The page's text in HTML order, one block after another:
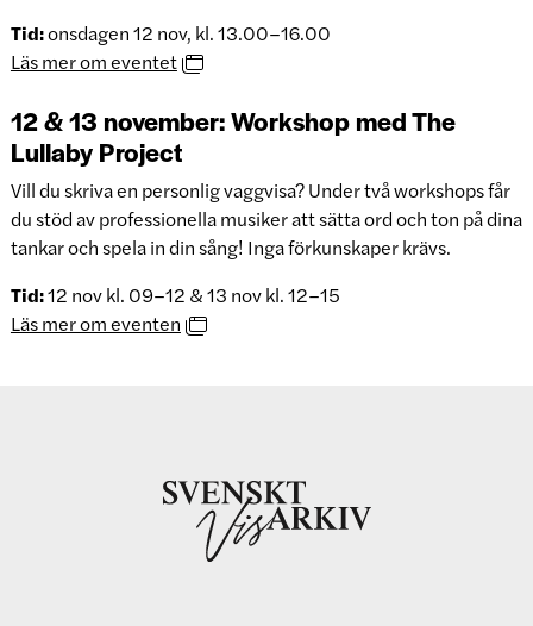
Tid:onsdagen 12 nov, kl. 13.00–16.00
Läs mer om eventet
12 & 13 november: Workshop med The
Lullaby Project
Vill du skriva en personlig vaggvisa? Under två workshops får
du stöd av professionella musiker att sätta ord och ton på dina
tankar och spela in din sång! Inga förkunskaper krävs.
Tid:12 nov kl. 09–12 & 13 nov kl. 12–15
Läs mer om eventen